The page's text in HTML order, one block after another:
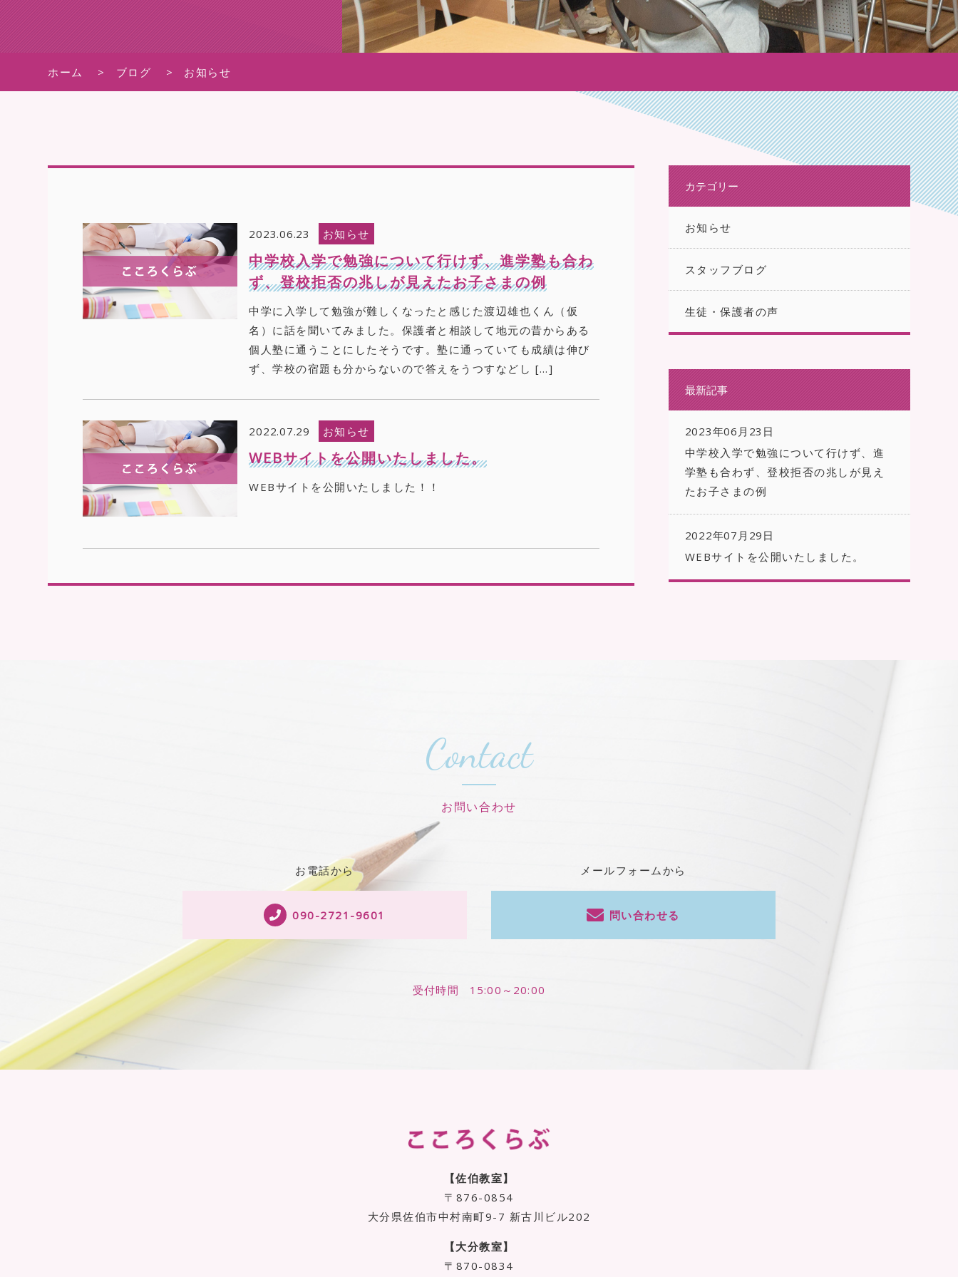
ホーム ブログ お知らせ
2023.06.23 お知らせ
中学校入学で勉強について行けず、進学塾も合わ
ず、登校拒否の兆しが見えたお子さまの例
中学に入学して勉強が難しくなったと感じた渡辺雄也くん（仮
名）に話を聞いてみました。保護者と相談して地元の昔からある
個人塾に通うことにしたそうです。塾に通っていても成績は伸び
ず、学校の宿題も分からないので答えをうつすなどし […]
2022.07.29 お知らせ
WEBサイトを公開いたしました。
WEBサイトを公開いたしました！！
カテゴリー
お知らせ
スタッフブログ
生徒・保護者の声
最新記事
2023年06月23日
中学校入学で勉強について行けず、進
学塾も合わず、登校拒否の兆しが見え
たお子さまの例
2022年07月29日
WEBサイトを公開いたしました。
Contact
お問い合わせ
お電話から
090-2721-9601
メールフォームから
問い合わせる
受付時間 15:00～20:00
【佐伯教室】
〒876-0854
大分県佐伯市中村南町9-7 新古川ビル202
【大分教室】
〒870-0834